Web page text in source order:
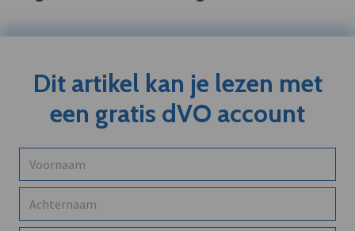
Dit artikel kan je lezen met
een gratis dVO account